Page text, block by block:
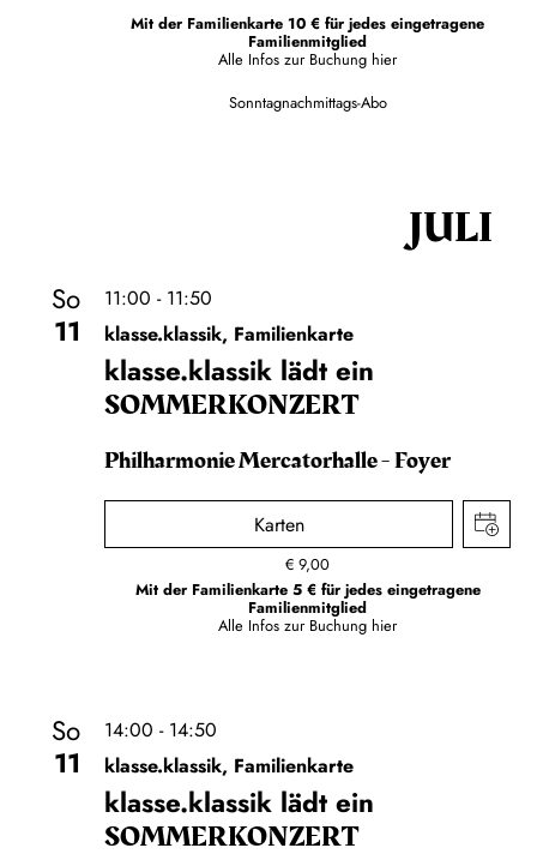
Mit der Familienkarte 10 € für jedes eingetragene
Familienmitglied
Alle Infos zur Buchung hier
Sonntagnachmittags-Abo
JULI
So
11
11:00 - 11:50
klasse.klassik, Familienkarte
klasse.klassik lädt ein
SOMMER­KONZERT
Philharmonie Mercatorhalle - Foyer
Karten
€9,00
Mit der Familienkarte 5 € für jedes eingetragene
Familienmitglied
Alle Infos zur Buchung hier
So
11
14:00 - 14:50
klasse.klassik, Familienkarte
klasse.klassik lädt ein
SOMMER­KONZERT